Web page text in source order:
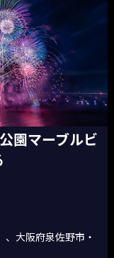
園マーブルビ
大阪府泉佐野市・